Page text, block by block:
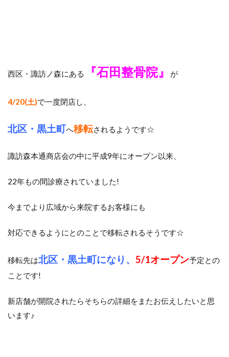
西区・諏訪ノ森にある 『石田整骨院』 が
4/20(土)で一度閉店し、
北区・黒土町へ移転されるようです☆
諏訪森本通商店会の中に平成9年にオープン以来、
22年もの間診療されていました!
今までより広域から来院するお客様にも
対応できるようにとのことで移転されるそうです☆
移転先は北区・黒土町になり、 5/1オープン予定との
ことです!
新店舗が開院されたらそちらの詳細をまたお伝えしたいと思
います♪